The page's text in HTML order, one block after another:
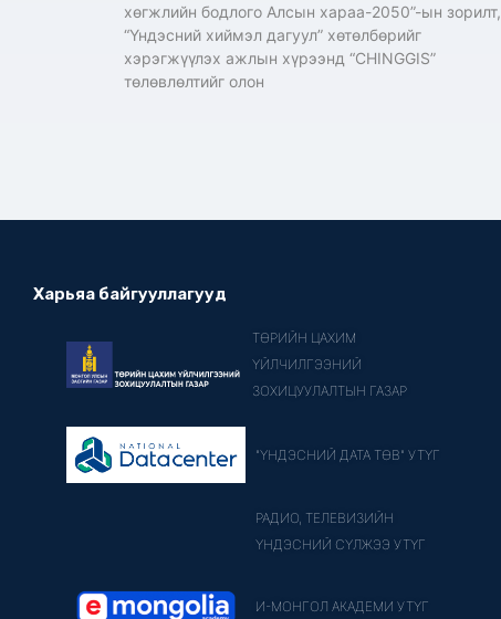
хөгжлийн бодлого Алсын хараа-2050”-ын зорилт,
“Үндэсний хиймэл дагуул” хөтөлбөрийг
хэрэгжүүлэх ажлын хүрээнд “CHINGGIS”
төлөвлөлтийг олон
Харьяа байгууллагууд
ТӨРИЙН ЦАХИМ
ҮЙЛЧИЛГЭЭНИЙ
ЗОХИЦУУЛАЛТЫН ГАЗАР
"ҮНДЭСНИЙ ДАТА ТӨВ" УТҮГ
РАДИО, ТЕЛЕВИЗИЙН
ҮНДЭСНИЙ СҮЛЖЭЭ УТҮГ
И-МОНГОЛ АКАДЕМИ УТҮГ